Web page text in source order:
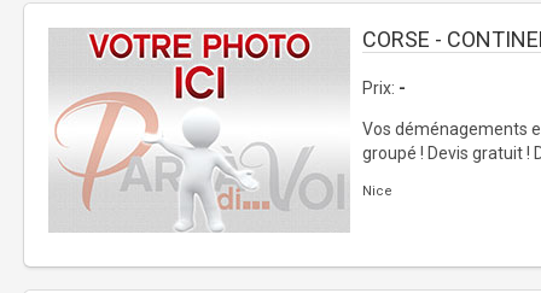
CORSE -
Prix: -
Vos déménagements
groupé ! Devis gratuit !
Nice